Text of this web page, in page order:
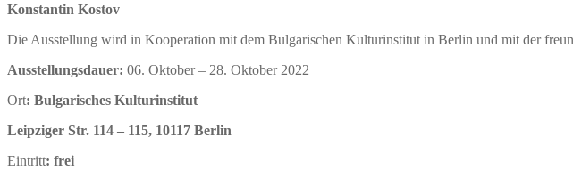
Konstantin Kostov
Die Ausstellung wird in Kooperation mit dem Bulgarischen Kulturinstitut in Berlin und mit der
Ausstellungsdauer: 06. Oktober – 28. Oktober 2022
Ort: Bulgarisches Kulturinstitut
Leipziger Str. 114 – 115, 10117 Berlin
Eintritt: frei